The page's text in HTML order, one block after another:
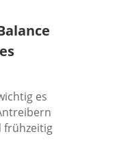
es
frühzeitig